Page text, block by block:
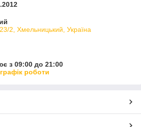
2, Хмельницький, Україна
з 09:00 до 21:00
роботи